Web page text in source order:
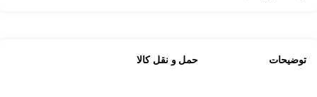
توضیحات حمل و نقل کالا